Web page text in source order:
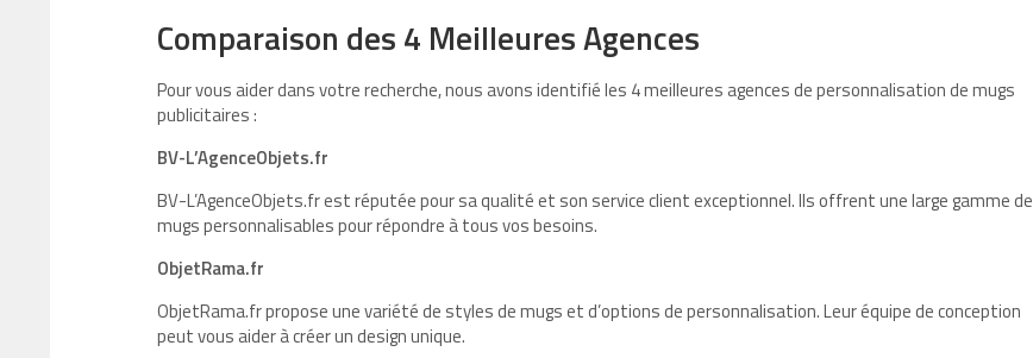
Comparaison des 4 Meilleures Agences
Pour vous aider dans votre recherche, nous avons identifié les 4 meilleures agences de personnalisation de mugs
publicitaires :
BV-L’AgenceObjets.fr
BV-L’AgenceObjets.fr est réputée pour sa qualité et son service client exceptionnel. Ils offrent une large gamme de
mugs personnalisables pour répondre à tous vos besoins.
ObjetRama.fr
ObjetRama.fr propose une variété de styles de mugs et d’options de personnalisation. Leur équipe de conception
peut vous aider à créer un design unique.